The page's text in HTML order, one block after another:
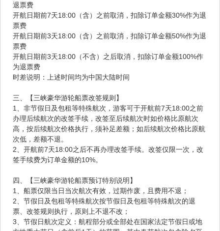
退票费
开航日期前7天18:00（含）之前取消，扣除订单金额30%作为退
票费
开航日期前3天18:00（含）之前取消，扣除订单金额50%作为退
票费
开航日期前3天18:00（不含）之后取消，扣除订单金额100%作
为退票费
时差说明：上述时间均为中国大陆时间
三、【三峡豪华游轮船票改签规则】
1、非节假日及包租等特殊航次，游客可于开航前7天18:00之前
办理后续航次的改签手续，改签至后续航次时如价格比原航次
高，按后续航次价格执行，须补足差额；如后续航次价格比原航
次低，差额不退。
2、开航前7天18:00之后不再办理改签手续。改签仅限一次，改
签手续费为订单金额的10%。
四、【三峡豪华游轮船票预订特别说明】
1、船票仅限当日当次航次有效，过期作废，且费用不退；
2、节假日及包租等特殊航次按节假日及包租等特殊航次的退
票、改签规则执行，原则上不退不改；
3、节假日航次定义：航程部分或全部处在国家法定节假日或地